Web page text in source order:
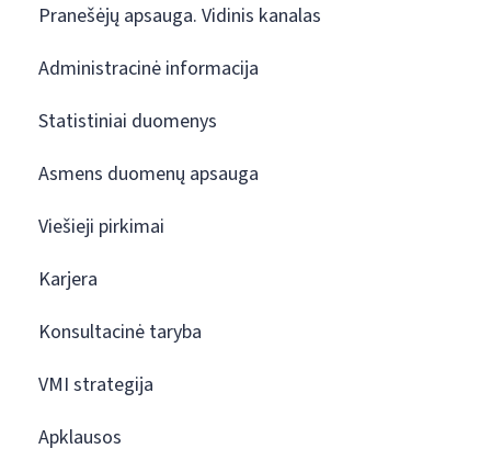
Pranešėjų apsauga. Vidinis kanalas
Administracinė informacija
Statistiniai duomenys
Asmens duomenų apsauga
Viešieji pirkimai
Karjera
Konsultacinė taryba
VMI strategija
Apklausos